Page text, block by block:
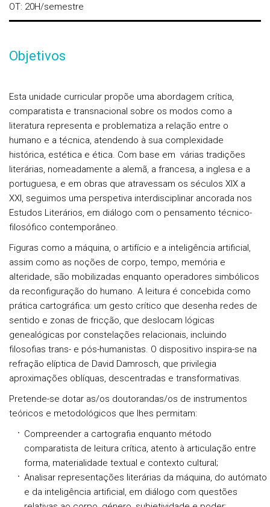
OT: 20H/semestre
Objetivos
Esta unidade curricular propõe uma abordagem crítica,
comparatista e transnacional sobre os modos como a
literatura representa e problematiza a relação entre o
humano e a técnica, atendendo à sua complexidade
histórica, estética e ética. Com base em várias tradições
literárias, nomeadamente a alemã, a francesa, a inglesa e a
portuguesa, e em obras que atravessam os séculos XIX a
XXI, seguimos uma perspetiva interdisciplinar ancorada nos
Estudos Literários, em diálogo com o pensamento técnico-
filosófico contemporâneo.
Figuras como a máquina, o artifício e a inteligência artificial,
assim como as noções de corpo, tempo, memória e
alteridade, são mobilizadas enquanto operadores simbólicos
da reconfiguração do humano. A leitura é concebida como
prática cartográfica: um gesto crítico que desenha redes de
sentido e zonas de fricção, que deslocam lógicas
genealógicas por constelações relacionais, incluindo
filosofias trans- e pós-humanistas. O dispositivo inspira-se na
refração elíptica de David Damrosch, que privilegia
aproximações oblíquas, descentradas e transformativas.
Pretende-se dotar as/os doutorandas/os de instrumentos
teóricos e metodológicos que lhes permitam:
Compreender a cartografia enquanto método
comparatista de leitura crítica, atento à articulação entre
forma, materialidade textual e contexto cultural;
Analisar representações literárias da máquina, do autómato
e da inteligência artificial, em diálogo com questões